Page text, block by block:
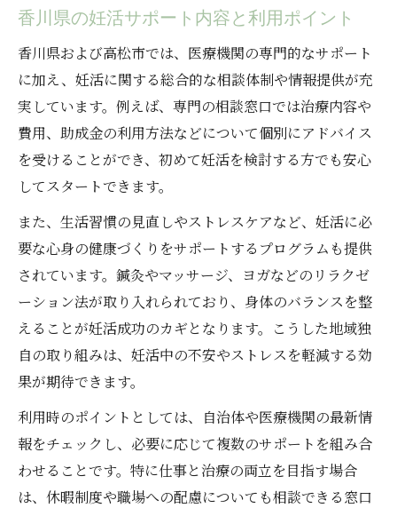
香川県の妊活サポート内容と利用ポイント
香川県および高松市では、医療機関の専門的なサポート
に加え、妊活に関する総合的な相談体制や情報提供が充
実しています。例えば、専門の相談窓口では治療内容や
費用、助成金の利用方法などについて個別にアドバイス
を受けることができ、初めて妊活を検討する方でも安心
してスタートできます。
また、生活習慣の見直しやストレスケアなど、妊活に必
要な心身の健康づくりをサポートするプログラムも提供
されています。鍼灸やマッサージ、ヨガなどのリラクゼ
ーション法が取り入れられており、身体のバランスを整
えることが妊活成功のカギとなります。こうした地域独
自の取り組みは、妊活中の不安やストレスを軽減する効
果が期待できます。
利用時のポイントとしては、自治体や医療機関の最新情
報をチェックし、必要に応じて複数のサポートを組み合
わせることです。特に仕事と治療の両立を目指す場合
は、休暇制度や職場への配慮についても相談できる窓口